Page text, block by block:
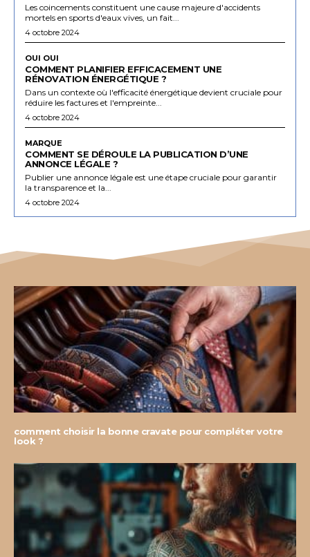
Les coincements constituent une cause majeure d'accidents
mortels en sports d'eaux vives, un fait...
4 octobre 2024
OUI OUI
COMMENT PLANIFIER EFFICACEMENT UNE
RÉNOVATION ÉNERGÉTIQUE ?
Dans un contexte où l'efficacité énergétique devient cruciale pour
réduire les factures et l'empreinte...
4 octobre 2024
MARQUE
COMMENT SE DÉROULE LA PUBLICATION D’UNE
ANNONCE LÉGALE ?
Publier une annonce légale est une étape cruciale pour garantir
la transparence et la...
4 octobre 2024
comment choisir la bonne cravate pour compléter votre
look ?